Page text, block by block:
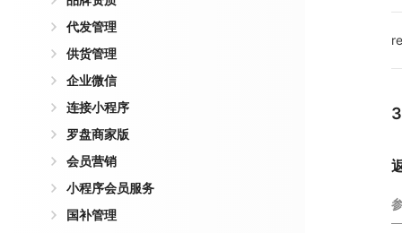
代发管理
供货管理
企业微信
连接小程序
罗盘商家版
会员营销
小程序会员服务
国补管理